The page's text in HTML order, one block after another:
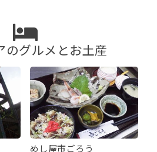
のグルメとお土産
めし屋市ごろう